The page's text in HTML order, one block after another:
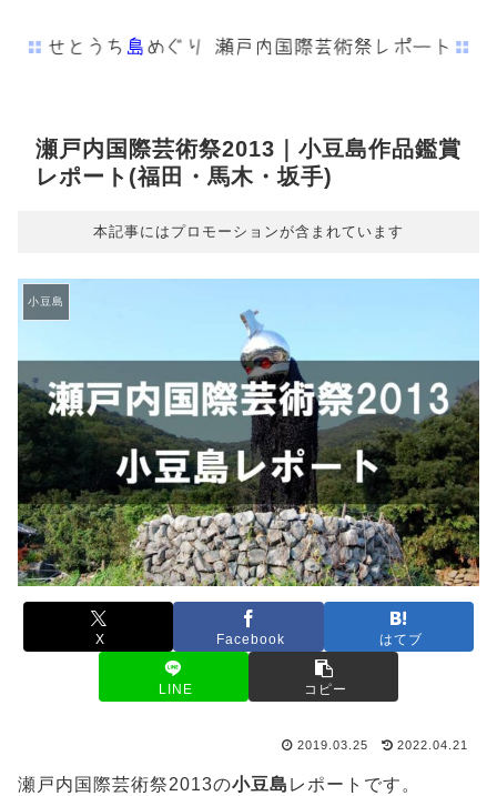
瀬戸内国際芸術祭2013｜小豆島作品鑑賞
レポート(福田・馬木・坂手)
本記事にはプロモーションが含まれています
小豆島
X Facebook はてブ
LINE コピー
2019.03.25 2022.04.21
瀬戸内国際芸術祭2013の小豆島 レポートです。